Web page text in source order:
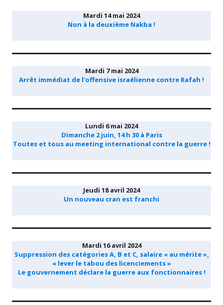
Mardi 14 mai 2024
Non à la deuxième Nakba !
Mardi 7 mai 2024
Arrêt immédiat de l'offensive israélienne contre Rafah !
Lundi 6 mai 2024
Dimanche 2 juin, 14 h 30 à Paris
Toutes et tous au meeting international contre la guerre !
Jeudi 18 avril 2024
Un nouveau cran est franchi
Mardi 16 avril 2024
Suppression des catégories A, B et C, salaire « au mérite »,
« lever le tabou des licenciements »
Le gouvernement déclare la guerre aux fonctionnaires !